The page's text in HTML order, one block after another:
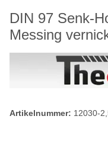
DIN 97 Senk-
Messing
Artikelnummer: 12030-